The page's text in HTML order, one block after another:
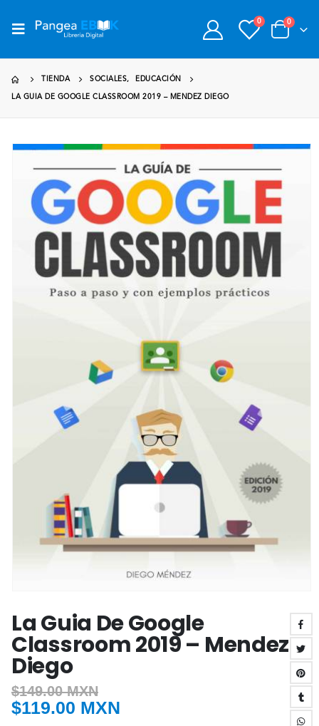
0 0
TIENDA SOCIALES, EDUCACIÓN
LA GUIA DE GOOGLE CLASSROOM 2019 – MENDEZ DIEGO
La Guia De Google
Classroom 2019 – Mendez
Diego
$149.00 MXN
$119.00 MXN